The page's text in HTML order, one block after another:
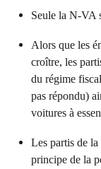
Seule la N-VA
Alors que les
croître, les
du régime
pas répondu)
voitures à
Les partis de
principe de la